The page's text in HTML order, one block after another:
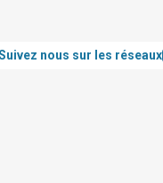
nous sur les réseaux